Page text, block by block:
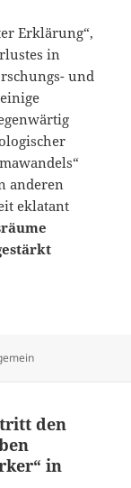
Erklärung“,
in
und
anderen
eklatant
den
in